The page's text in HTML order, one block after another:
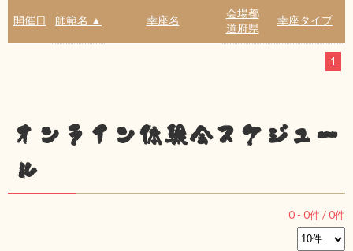
開催日 師範名 ▲ 幸座名
会場都
道府県
幸座タイプ
1
オンライン体験会スケジュー
ル
0 - 0件 /0件